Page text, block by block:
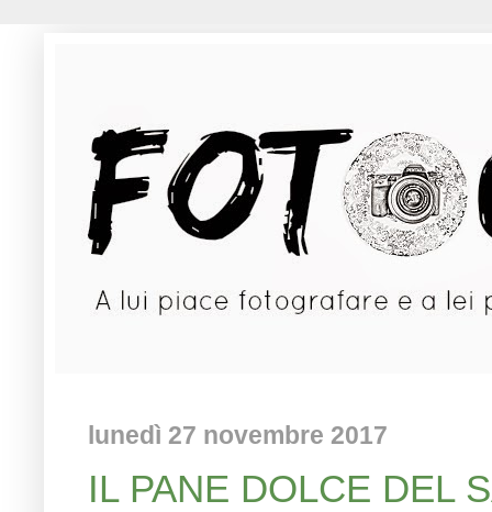
lunedì 27 novembre 2017
IL PANE DOLCE DEL